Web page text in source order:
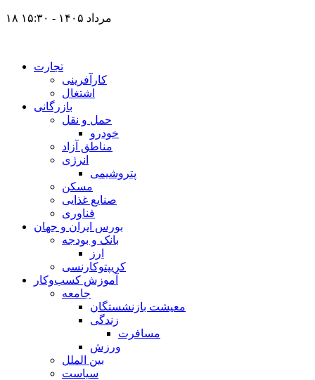
۱۸ مرداد ۱۴۰۵ - ۱۵:۳۰
تجارت
کارآفرینی
اشتغال
بازرگانی
حمل و نقل
خودرو
مناطق آزاد
انرژی
پتروشیمی
مسکن
صنایع غذایی
فناوری
بورس ایران و جهان
بانک و بودجه
ارز
کریپتوکارنسی
آموزش کسب‌وکار
جامعه
معیشت بازنشستگان
زندگی
مسافرت
ورزش
بین الملل
سیاست